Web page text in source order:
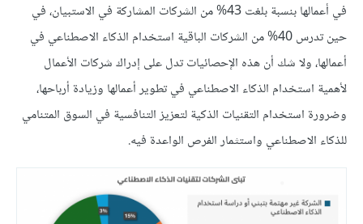
في أعمالها بنسبة بلغت 43% من الشركات المشاركة في الاستبيان، في
حين تدرس 40% من الشركات الباقية استخدام الذكاء الاصطناعي في
أعمالها، ولا شك أن هذه الإحصائيات تدل على إدراك شركات الأعمال
لأهمية استخدام الذكاء الاصطناعي في تطوير أعمالها وزيادة أرباحها،
وضرورة استخدام التقنيات الذكية لتعزيز التنافسية في السوق المتنامي
للذكاء الاصطناعي واستثمار الفرص الواعدة فيه.